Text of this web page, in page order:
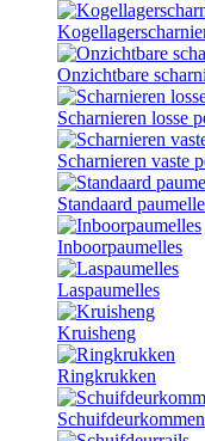
Onzichtbare
Scharnieren losse
Scharnieren vaste
Standaard
Inboorpaumelles
Laspaumelles
Kruisheng
Ringkrukken
Schuifdeurkommen